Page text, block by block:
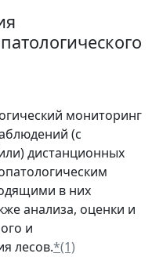
мониторинг
(с
дистанционных
в них
анализа, оценки и
и
лесов.*(1)